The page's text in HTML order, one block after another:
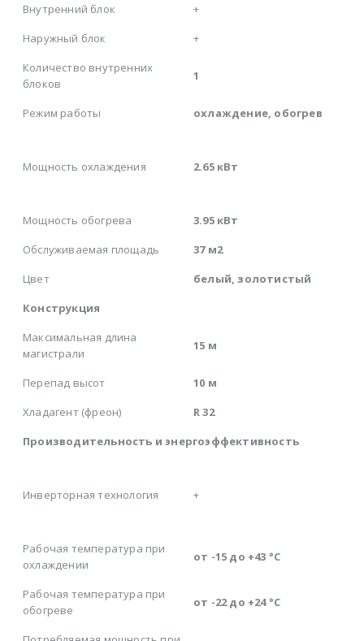
Внутренний блок
+
Наружный блок
+
Количество внутренних
блоков
1
Режим работы охлаждение, обогрев
Мощность охлаждения 2.65 кВт
Мощность обогрева
3.95 кВт
Обслуживаемая площадь
37 м2
Цвет
белый, золотистый
Конструкция
Максимальная длина
магистрали
15 м
Перепад высот
10 м
Хладагент (фреон)
R 32
Производительность и энергоэффективность
Инверторная технология +
Рабочая температура при
охлаждении
от -15 до +43 °C
Рабочая температура при
обогреве
от -22 до +24 °C